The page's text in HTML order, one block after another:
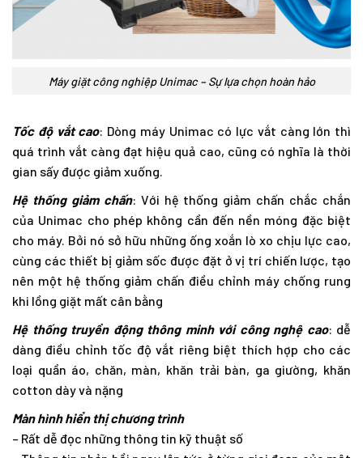
Máy giặt công nghiệp Unimac – Sự lựa chọn hoàn hảo
Tốc độ vắt cao: Dòng máy Unimac có lực vắt càng lớn thì
quá trình vắt càng đạt hiệu quả cao, cũng có nghĩa là thời
gian sấy được giảm xuống.
Hệ thống giảm chấn: Với hệ thống giảm chấn chắc chắn
của Unimac cho phép không cần đến nền móng đặc biệt
cho máy. Bởi nó sở hữu những ống xoắn lò xo chịu lực cao,
cùng các thiết bị giảm sốc được đặt ở vị trí chiến lược, tạo
nên một hệ thống giảm chấn điều chỉnh máy chống rung
khi lồng giặt mất cân bằng
Hệ thống truyền động thông minh với công nghệ cao: dễ
dàng điều chỉnh tốc độ vắt riêng biệt thích hợp cho các
loại quần áo, chăn, màn, khăn trải bàn, ga giường, khăn
cotton dày và nặng
Màn hình hiển thị chương trình
– Rất dễ đọc những thông tin kỹ thuật số